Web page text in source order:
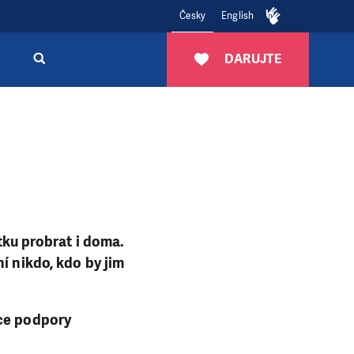
Česky English
DARUJTE
probrat i doma.
nikdo, kdo by jim
podpory